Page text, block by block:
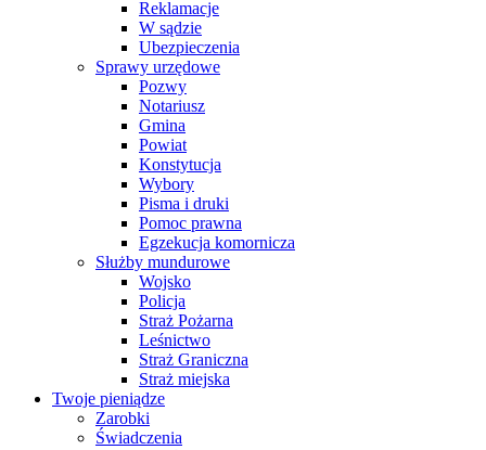
Reklamacje
W sądzie
Ubezpieczenia
Sprawy urzędowe
Pozwy
Notariusz
Gmina
Powiat
Konstytucja
Wybory
Pisma i druki
Pomoc prawna
Egzekucja komornicza
Służby mundurowe
Wojsko
Policja
Straż Pożarna
Leśnictwo
Straż Graniczna
Straż miejska
Twoje pieniądze
Zarobki
Świadczenia